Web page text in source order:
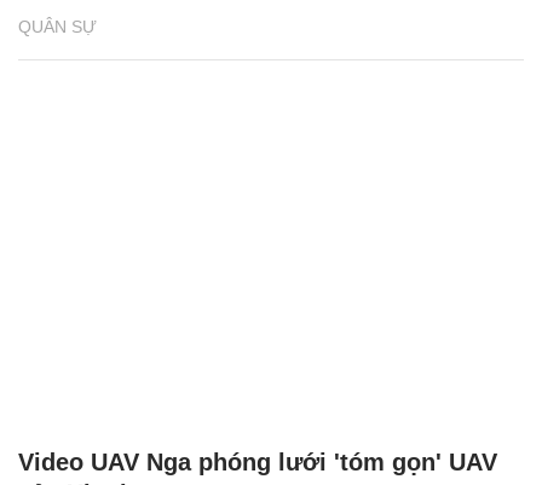
QUÂN SỰ
Video UAV Nga phóng lưới 'tóm gọn' UAV